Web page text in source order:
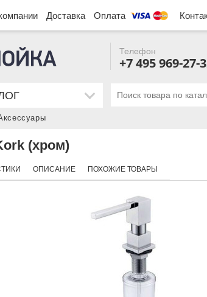
Доставка Оплата
Телефон
+7 495 969-27-
(хром)
ОПИСАНИЕ ПОХОЖИЕ ТОВАРЫ